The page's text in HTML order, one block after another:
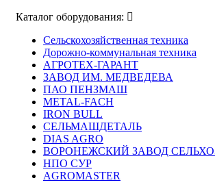
Каталог оборудования:
Сельскохозяйственная техника
Дорожно-коммунальная техника
АГРОТЕХ-ГАРАНТ
ЗАВОД ИМ. МЕДВЕДЕВА
ПАО ПЕНЗМАШ
METAL-FACH
IRON BULL
СЕЛЬМАШДЕТАЛЬ
DIAS AGRO
ВОРОНЕЖСКИЙ ЗАВОД
НПО СУР
AGROMASTER